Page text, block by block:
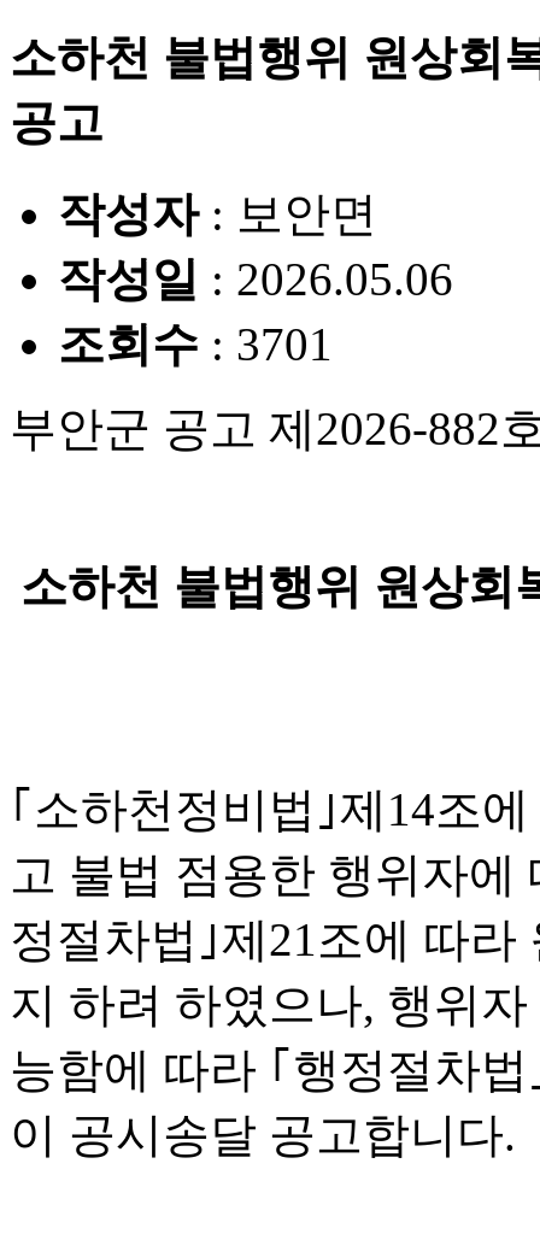
소하천 불법행위 원상회
공고
작성자: 보안면
작성일 : 2026.05.06
조회수 : 3701
부안군 공고 제2026-882
소하천 불법행위 원상회
｢소하천정비법｣제14조
고 불법 점용한 행위자에
정절차법｣제21조에 따
지 하려 하였으나, 행위
능함에 따라 ｢행정절차
이 공시송달 공고합니다.